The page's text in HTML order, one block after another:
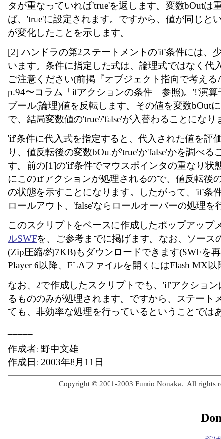
タが重なっていれば'true'を返します。変数bOutは
ば、'true'に設定されます。ですから、値が同じと
が変化したことを示します。
[2] ハンドラの第2ステートメントの'if'条件には、
います。条件に指定した式は、論理式ではなく代
ご注意ください(前掲『オブジェクト指向で考える
p.94〜コラム「ifアクションの条件」参照)。'!'演
ブール(論理)値を反転します。その値を変数bOut
で、結局変数値の'true'/'false'が入替わることになり
'if'条件に代入式を指定すると、代入された値を評
り、値反転後の変数bOutが'true'か'false'かを調べる
す。前の[1]の'if'条件でマウスポインタの重なり状
にこの'if'アクションが処理されるので、値反転後
の状態を示すことになります。したがって、'if'条
ロールアウト、'false'ならロールオーバーの処理を
このスクリプトをベースに作成したポップアップ
ルSWFを、ご参考までに掲げます。なお、ソース
(Zip圧縮/約7KB)もダウンロードできます(SWFを
Player 6以降、FLAファイルを開くにはFlash MX
なお、2で作成したスクリプトでも、'if'アクショ
るもののみが処理されます。ですから、ステート
ても、非効率な処理を行っているということでは
作成者: 野中文雄
作成日: 2003年8月11日
Copyright © 2001-2003 Fumio Nonaka. All rights